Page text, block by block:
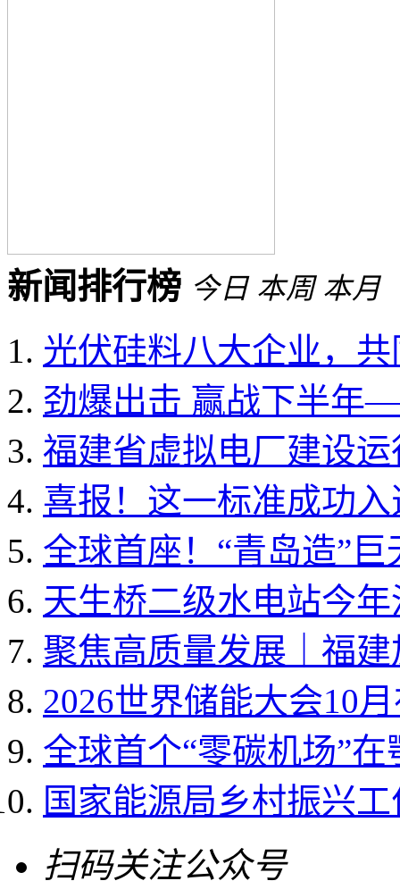
新闻排行榜 今日 本周 本月
光伏硅料八大企业，
劲爆出击 赢战下半年
福建省虚拟电厂建设
喜报！这一标准成功
全球首座！“青岛造”
天生桥二级水电站今
聚焦高质量发展｜福
2026世界储能大会10
全球首个“零碳机场”
国家能源局乡村振兴
扫码关注公众号